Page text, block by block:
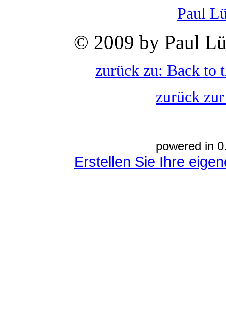
Paul
© 2009 by Paul
zurück zu: Back to
zurück
powered in
Erstellen Sie Ihre